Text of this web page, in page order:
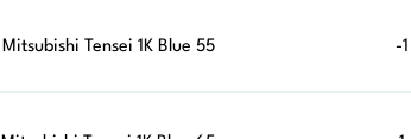
Mitsubishi Tensei 1K Blue 55 -1